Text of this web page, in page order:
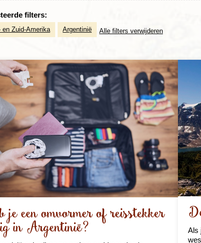
filters:
en Zuid-Amerika Argentinië Alle filters verwijderen
je een omvormer of reisstekker
in Argentinië?
Als